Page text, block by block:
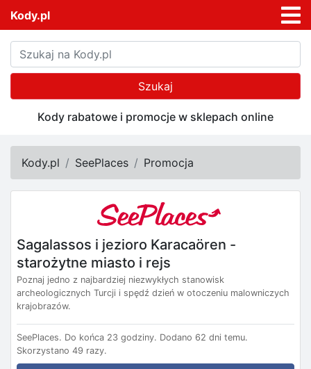
Kody.pl
Szukaj
Kody rabatowe i promocje w sklepach online
Kody.pl SeePlaces Promocja
Sagalassos i jezioro Karacaören -
starożytne miasto i rejs
Poznaj jedno z najbardziej niezwykłych stanowisk
archeologicznych Turcji i spędź dzień w otoczeniu malowniczych
krajobrazów.
SeePlaces. Do końca 23 godziny. Dodano 62 dni temu.
Skorzystano 49 razy.